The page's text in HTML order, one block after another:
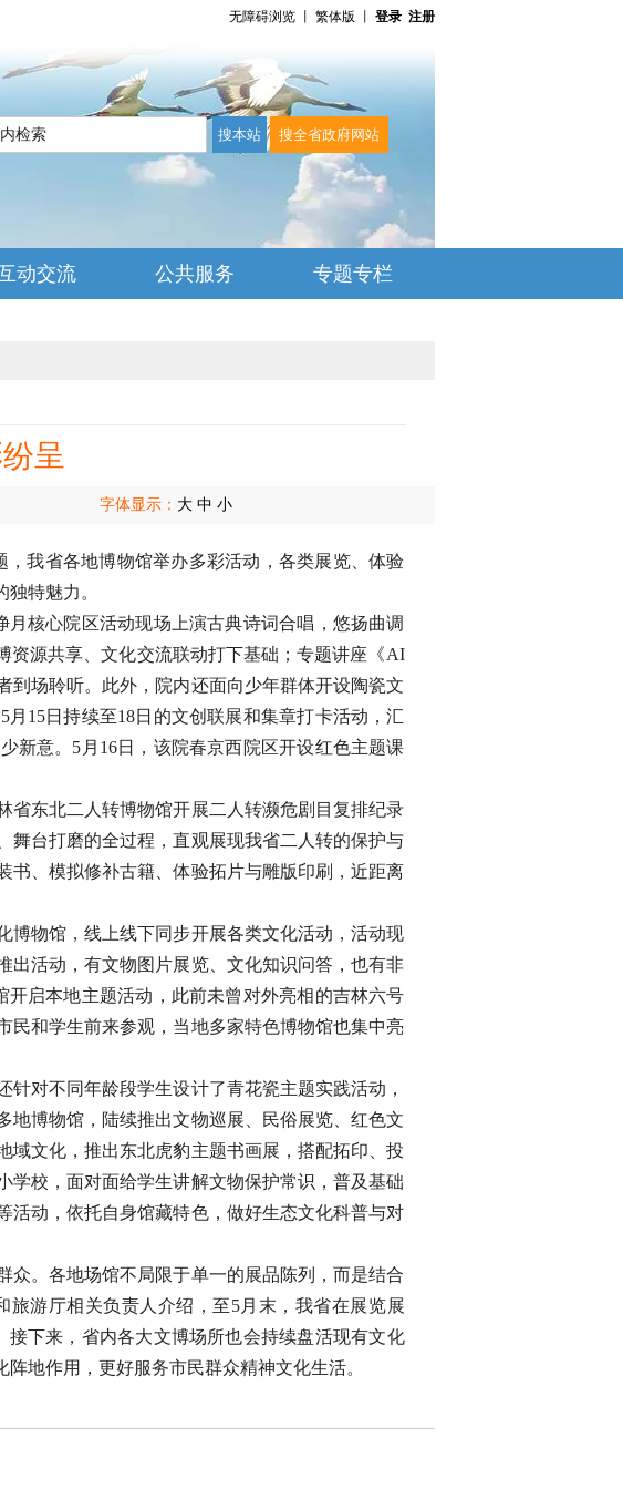
无障碍浏览丨 繁体版 登录 注册
动交流 公共服务 专题专栏
呈
字体显示： 大 中 小
我省各地博物馆举办多彩活动，各类展览、体验
特魅力。
核心院区活动现场上演古典诗词合唱，悠扬曲调
资源共享、文化交流联动打下基础；专题讲座《AI
到场聆听。此外，院内还面向少年群体开设陶瓷文
15日持续至18日的文创联展和集章打卡活动，汇
新意。5月16日，该院春京西院区开设红色主题课
东北二人转博物馆开展二人转濒危剧目复排纪录
舞台打磨的全过程，直观展现我省二人转的保护与
书、模拟修补古籍、体验拓片与雕版印刷，近距离
物馆，线上线下同步开展各类文化活动，活动现
出活动，有文物图片展览、文化知识问答，也有非
启本地主题活动，此前未曾对外亮相的吉林六号
民和学生前来参观，当地多家特色博物馆也集中亮
对不同年龄段学生设计了青花瓷主题实践活动，
博物馆，陆续推出文物巡展、民俗展览、红色文
文化，推出东北虎豹主题书画展，搭配拓印、投
校，面对面给学生讲解文物保护常识，普及基础
活动，依托自身馆藏特色，做好生态文化科普与对
。各地场馆不局限于单一的展品陈列，而是结合
游厅相关负责人介绍，至5月末，我省在展览展
下来，省内各大文博场所也会持续盘活现有文化
地作用，更好服务市民群众精神文化生活。